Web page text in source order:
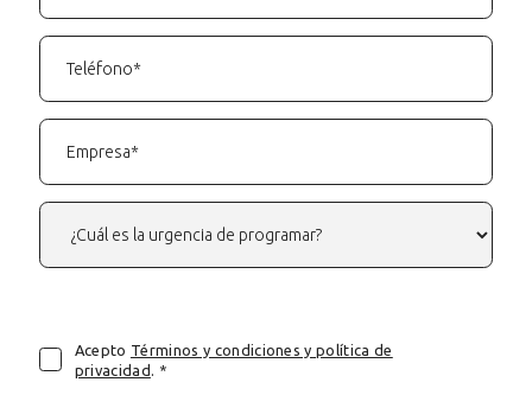
Acepto Términos y condiciones y política de
privacidad . *